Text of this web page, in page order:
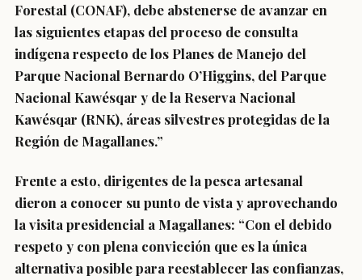
Forestal (CONAF), debe abstenerse de avanzar en
las siguientes etapas del proceso de consulta
indígena respecto de los Planes de Manejo del
Parque Nacional Bernardo O’Higgins, del Parque
Nacional Kawésqar y de la Reserva Nacional
Kawésqar (RNK), áreas silvestres protegidas de la
Región de Magallanes.”
Frente a esto, dirigentes de la pesca artesanal
dieron a conocer su punto de vista y aprovechando
la visita presidencial a Magallanes: “Con el debido
respeto y con plena convicción que es la única
alternativa posible para reestablecer las confianzas,